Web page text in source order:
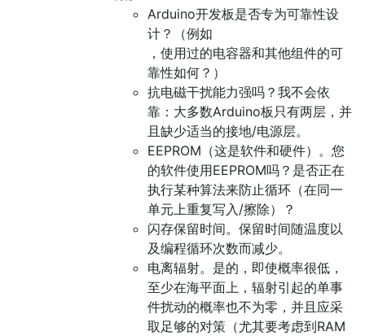
Arduino开发板是否专为可靠性设
计？（例如
，使用过的电容器和其他组件的可
靠性如何？）
抗电磁干扰能力强吗？我不会依
靠：大多数Arduino板只有两层，并
且缺少适当的接地/电源层。
EEPROM（这是软件和硬件）。您
的软件使用EEPROM吗？是否正在
执行某种算法来防止循环（在同一
单元上重复写入/擦除）？
闪存保留时间。保留时间随温度以
及编程循环次数而减少。
电离辐射。是的，即使概率很低，
至少在海平面上，辐射引起的单事
件扰动的概率也不为零，并且应采
取足够的对策（尤其要考虑到RAM